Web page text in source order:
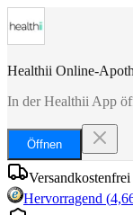
Healthii Online-
In der Healthii App
Öffnen
Hervorragend (